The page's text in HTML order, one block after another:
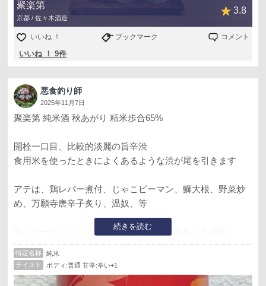
聚楽第
京都 / 佐々木酒造
3.8
いいね ！ ブックマーク コメント
いいね ！ 9件
悪食釣り師
2025年11月7日
続きを読む
聚楽第 純米酒 秋あがり 精米歩合65%
開栓一口目、比較的淡麗の旨辛渋
食用米を使ったときによくあるような渋が尾を引きます
アテは、鶏レバー煮付、じゃこピーマン、鰤大根、野菜炒
め、万願寺唐辛子炙り、温奴、等
鶏レバーとじゃこピーマンでは辛が酸に変わった旨酸
渋も感じなくなりました
それ以外では、最初と同様のテイスト
特定名称
純米
テイスト
ボディ:普通 甘辛:辛い+1